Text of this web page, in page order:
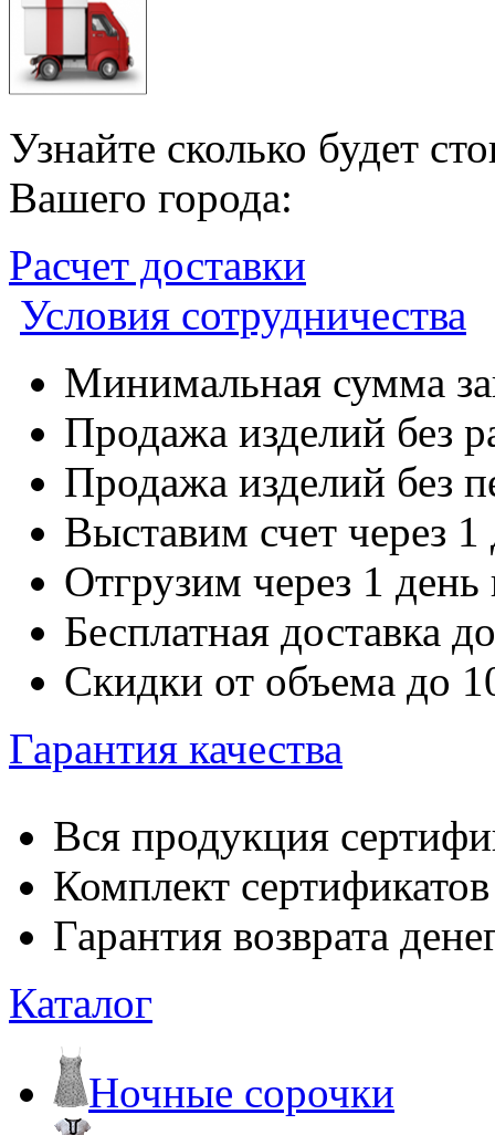
Узнайте сколько будет
Вашего города:
Расчет доставки
Условия сотрудничества
Минимальная сумма
Продажа изделий без
Продажа изделий без
Выставим счет через 1
Отгрузим через 1
Бесплатная доставка
Скидки от объема до
Гарантия качества
Вся продукция
Комплект
Гарантия возврата
Каталог
Ночные сорочки